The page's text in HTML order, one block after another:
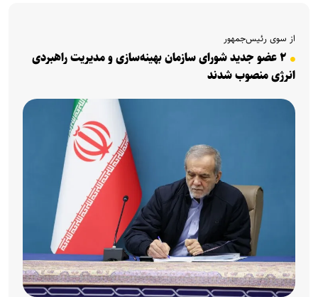
از سوی رئیس‌جمهور
۲ عضو جدید شورای سازمان بهینه‌سازی و مدیریت راهبردی
انرژی منصوب شدند